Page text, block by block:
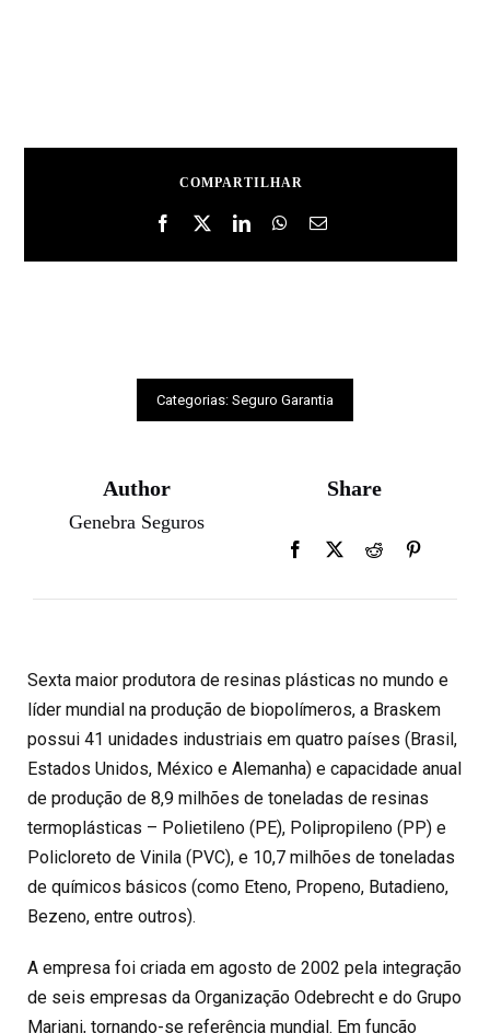
COMPARTILHAR
Categorias: Seguro Garantia
Author
Genebra Seguros
Share
Sexta maior produtora de resinas plásticas no mundo e
líder mundial na produção de biopolímeros, a Braskem
possui 41 unidades industriais em quatro países (Brasil,
Estados Unidos, México e Alemanha) e capacidade anual
de produção de 8,9 milhões de toneladas de resinas
termoplásticas – Polietileno (PE), Polipropileno (PP) e
Policloreto de Vinila (PVC), e 10,7 milhões de toneladas
de químicos básicos (como Eteno, Propeno, Butadieno,
Bezeno, entre outros).
A empresa foi criada em agosto de 2002 pela integração
de seis empresas da Organização Odebrecht e do Grupo
Mariani, tornando-se referência mundial. Em função